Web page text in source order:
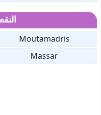
Moutamadris
Massar